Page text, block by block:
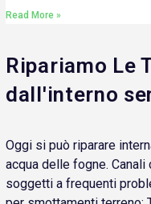
Read More »
Ripariamo Le
dall'interno
Oggi si può riparare
acqua delle fogne.
soggetti a frequenti